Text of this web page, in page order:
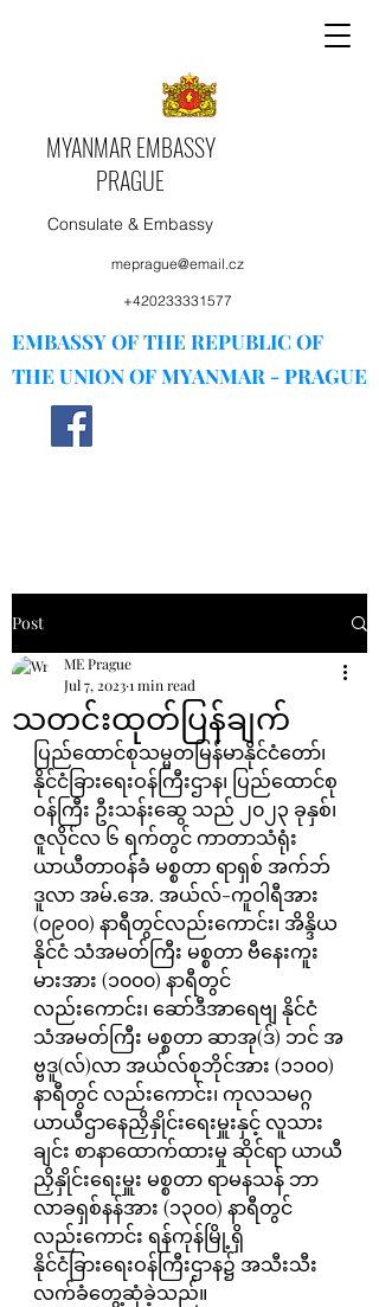
MYANMAR EMBASSY
PRAGUE
Consulate & Embassy
meprague@email.cz
+420233331577
EMBASSY OF THE REPUBLIC OF
THE UNION OF MYANMAR - PRAGUE
Post
သတင်းထုတ်ပြန်ချက်
ME Prague
Jul 7, 20231 min read
ပြည်ထောင်စုသမ္မတမြန်မာနိုင်ငံတော်၊
နိုင်ငံခြားရေးဝန်ကြီးဌာန၊ ပြည်ထောင်စု
ဝန်ကြီး ဦးသန်းဆွေ သည် ၂၀၂၃ ခုနှစ်၊
ဇူလိုင်လ ၆ ရက်တွင် ကာတာသံရုံး
ယာယီတာဝန်ခံ မစ္စတာ ရာရှစ် အက်ဘ်
ဒူလာ အမ်.အေ. အယ်လ်-ကူဝါရီအား
(၀၉၀၀) နာရီတွင်လည်းကောင်း၊ အိန္ဒိယ
နိုင်ငံ သံအမတ်ကြီး မစ္စတာ ဗီနေးကူး
မားအား (၁၀၀၀) နာရီတွင်
လည်းကောင်း၊ ဆော်ဒီအာရေဗျ နိုင်ငံ
သံအမတ်ကြီး မစ္စတာ ဆာအု(ဒ်) ဘင် အ
ဗ္ဗဒူ(လ်)လာ အယ်လ်စုဘိုင်အား (၁၁၀၀)
နာရီတွင် လည်းကောင်း၊ ကုလသမဂ္ဂ
ယာယီဌာနေညှိနှိုင်းရေးမှူးနှင့် လူသား
ချင်း စာနာထောက်ထားမှု ဆိုင်ရာ ယာယီ
ညှိနှိုင်းရေးမှူး မစ္စတာ ရာမနသန် ဘာ
လာခရှစ်နန်အား (၁၃၀၀) နာရီတွင်
လည်းကောင်း ရန်ကုန်မြို့ရှိ
နိုင်ငံခြားရေးဝန်ကြီးဌာန၌ အသီးသီး
လက်ခံတွေ့ဆုံခဲ့သည်။